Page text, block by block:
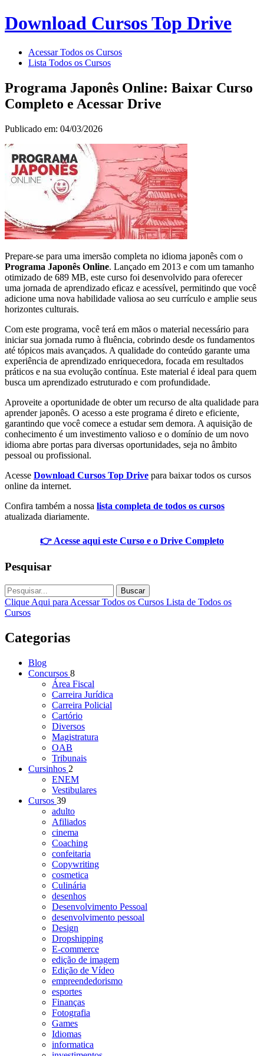
Download Cursos Top Drive
Acessar Todos os Cursos
Lista Todos os Cursos
Programa Japonês Online: Baixar Curso
Completo e Acessar Drive
Publicado em: 04/03/2026
Prepare-se para uma imersão completa no idioma japonês com o
Programa Japonês Online. Lançado em 2013 e com um tamanho
otimizado de 689 MB, este curso foi desenvolvido para oferecer
uma jornada de aprendizado eficaz e acessível, permitindo que você
adicione uma nova habilidade valiosa ao seu currículo e amplie seus
horizontes culturais.
Com este programa, você terá em mãos o material necessário para
iniciar sua jornada rumo à fluência, cobrindo desde os fundamentos
até tópicos mais avançados. A qualidade do conteúdo garante uma
experiência de aprendizado enriquecedora, focada em resultados
práticos e na sua evolução contínua. Este material é ideal para quem
busca um aprendizado estruturado e com profundidade.
Aproveite a oportunidade de obter um recurso de alta qualidade para
aprender japonês. O acesso a este programa é direto e eficiente,
garantindo que você comece a estudar sem demora. A aquisição de
conhecimento é um investimento valioso e o domínio de um novo
idioma abre portas para diversas oportunidades, seja no âmbito
pessoal ou profissional.
Acesse Download Cursos Top Drive para baixar todos os cursos
online da internet.
Confira também a nossa lista completa de todos os cursos
atualizada diariamente.
👉 Acesse aqui este Curso e o Drive Completo
Pesquisar
Buscar
Clique Aqui para Acessar Todos os Cursos Lista de Todos os
Cursos
Categorias
Blog
Concursos 8
Área Fiscal
Carreira Jurídica
Carreira Policial
Cartório
Diversos
Magistratura
OAB
Tribunais
Cursinhos 2
ENEM
Vestibulares
Cursos 39
adulto
Afiliados
cinema
Coaching
confeitaria
Copywriting
cosmetica
Culinária
desenhos
Desenvolvimento Pessoal
desenvolvimento pessoal
Design
Dropshipping
E-commerce
edição de imagem
Edição de Vídeo
empreendedorismo
esportes
Finanças
Fotografia
Games
Idiomas
informatica